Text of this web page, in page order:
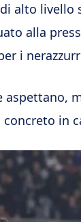
alto livello
alla
i
aspettano,
in